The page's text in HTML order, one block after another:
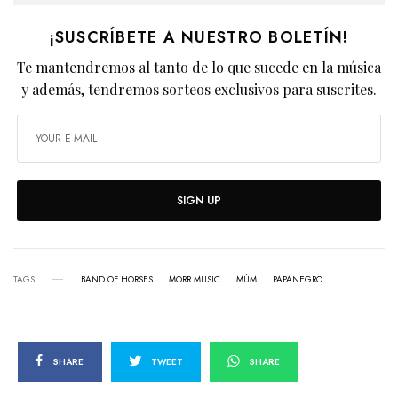
¡SUSCRÍBETE A NUESTRO BOLETÍN!
Te mantendremos al tanto de lo que sucede en la música
y además, tendremos sorteos exclusivos para suscrites.
SIGN UP
TAGS BAND OF HORSES MORR MUSIC MÚM PAPANEGRO
SHARE TWEET SHARE